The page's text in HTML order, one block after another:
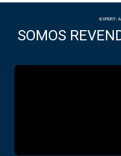
-EXPERT-
SOMOS